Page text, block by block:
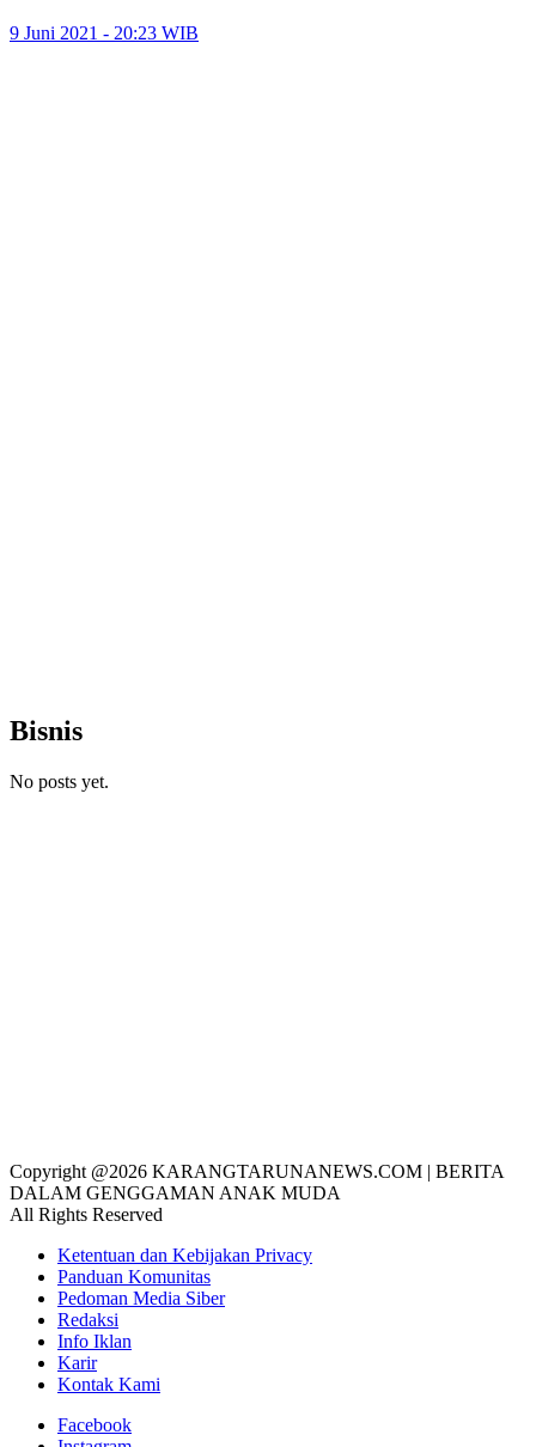
9 Juni 2021 - 20:23 WIB
Bisnis
No posts yet.
Copyright @2026 KARANGTARUNANEWS.COM | BERITA
DALAM GENGGAMAN ANAK MUDA
All Rights Reserved
Ketentuan dan Kebijakan Privacy
Panduan Komunitas
Pedoman Media Siber
Redaksi
Info Iklan
Karir
Kontak Kami
Facebook